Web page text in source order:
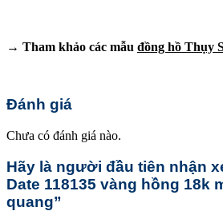
→ Tham khảo các mẫu đồng hồ Thụy
Đánh giá
Chưa có đánh giá nào.
Hãy là người đầu tiên nhận
Date 118135 vàng hồng 18k
quang”